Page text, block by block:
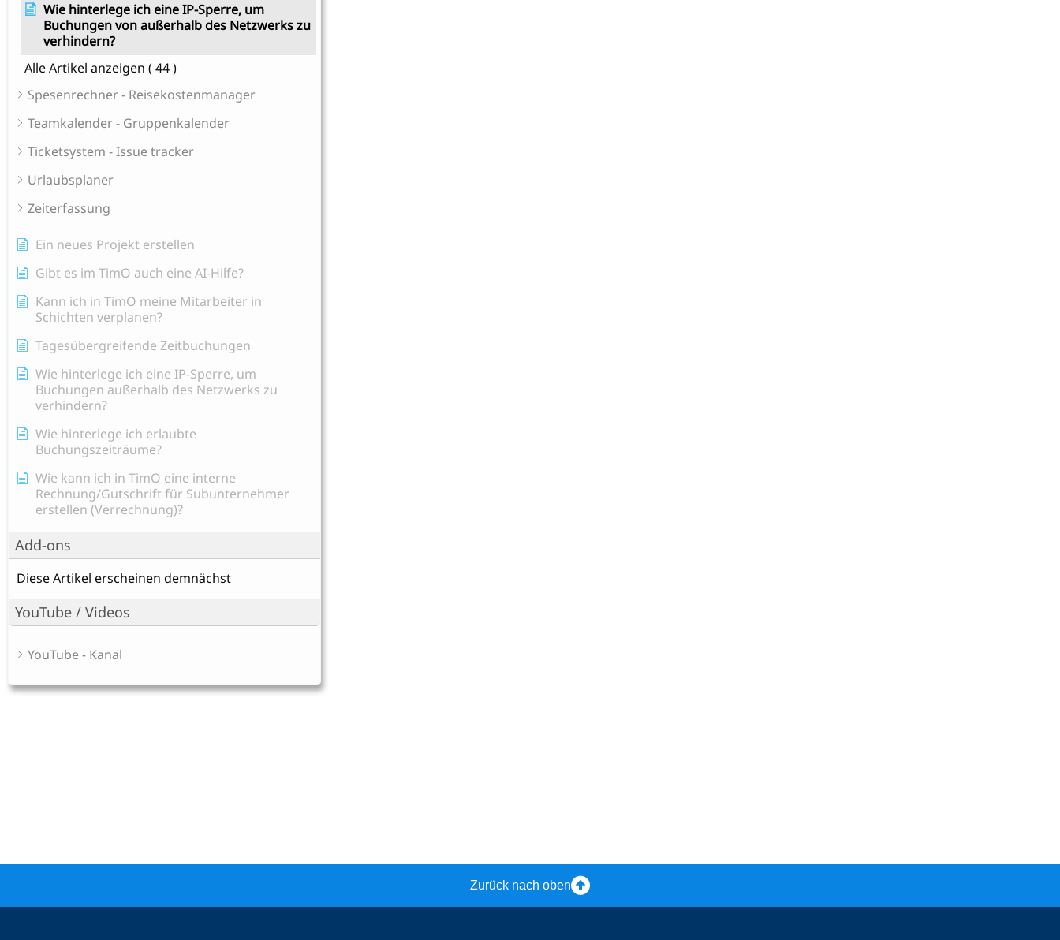
Wie hinterlege ich eine IP-Sperre, um
Buchungen von außerhalb des Netzwerks zu
verhindern?
Alle Artikel anzeigen ( 44 )
Spesenrechner - Reisekostenmanager
Teamkalender - Gruppenkalender
Ticketsystem - Issue tracker
Urlaubsplaner
Zeiterfassung
Ein neues Projekt erstellen
Gibt es im TimO auch eine AI-Hilfe?
Kann ich in TimO meine Mitarbeiter in
Schichten verplanen?
Tagesübergreifende Zeitbuchungen
Wie hinterlege ich eine IP-Sperre, um
Buchungen außerhalb des Netzwerks zu
verhindern?
Wie hinterlege ich erlaubte
Buchungszeiträume?
Wie kann ich in TimO eine interne
Rechnung/Gutschrift für Subunternehmer
erstellen (Verrechnung)?
Add-ons
Diese Artikel erscheinen demnächst
YouTube / Videos
YouTube - Kanal
Zurück nach oben